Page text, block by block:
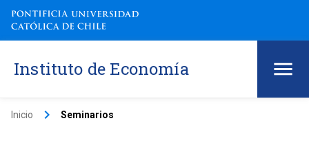
Instituto de Economía
Inicio keyboard_arrow_right Seminarios